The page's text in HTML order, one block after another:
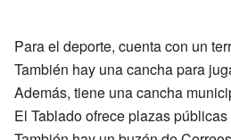
Para el deporte, cuenta con un
También hay una cancha para
Además, tiene una cancha
El Tablado ofrece plazas